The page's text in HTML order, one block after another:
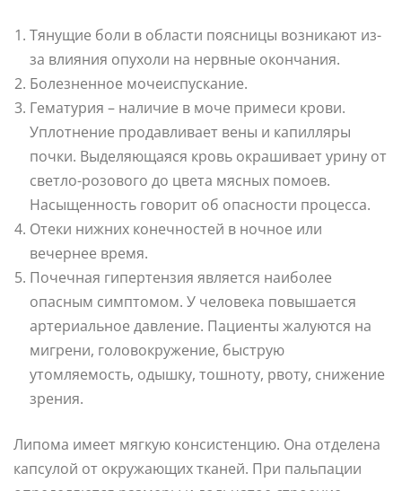
Тянущие боли в области поясницы возникают из-
за влияния опухоли на нервные окончания.
Болезненное мочеиспускание.
Гематурия – наличие в моче примеси крови.
Уплотнение продавливает вены и капилляры
почки. Выделяющаяся кровь окрашивает урину от
светло-розового до цвета мясных помоев.
Насыщенность говорит об опасности процесса.
Отеки нижних конечностей в ночное или
вечернее время.
Почечная гипертензия является наиболее
опасным симптомом. У человека повышается
артериальное давление. Пациенты жалуются на
мигрени, головокружение, быструю
утомляемость, одышку, тошноту, рвоту, снижение
зрения.
Липома имеет мягкую консистенцию. Она отделена
капсулой от окружающих тканей. При пальпации